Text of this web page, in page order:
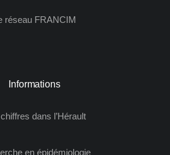
réseau FRANCIM
Informations
dans l’Hérault​
en épidémiologie